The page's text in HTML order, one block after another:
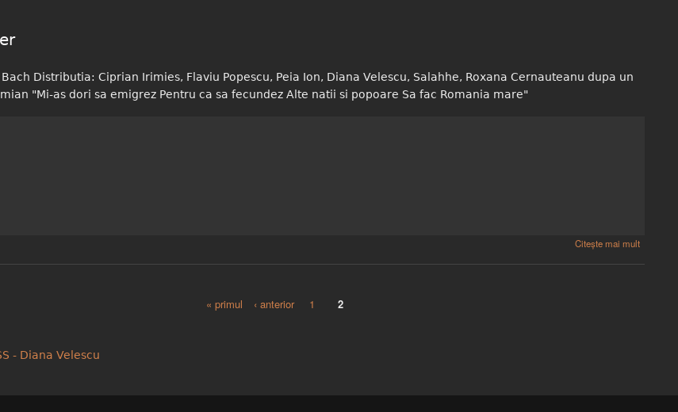
Distributia: Ciprian Irimies, Flaviu Popescu, Peia Ion, Diana Velescu, Salahhe, Roxana Cernauteanu dupa un
"Mi-as dori sa emigrez Pentru ca sa fecundez Alte natii si popoare Sa fac Romania mare"
Citește mai mult
« primul ‹ anterior 1 2